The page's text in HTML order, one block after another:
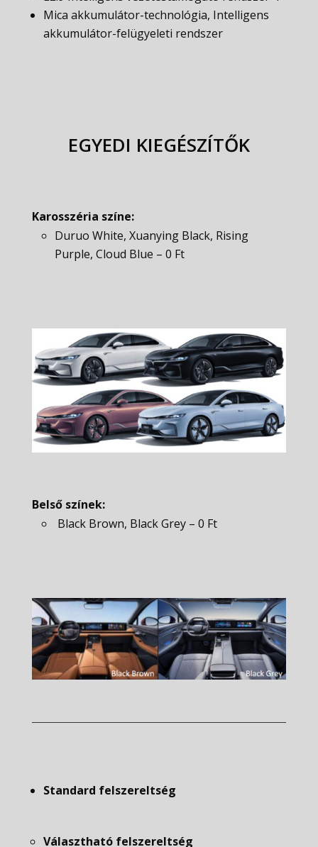
Mica akkumulátor-technológia, Intelligens
akkumulátor-felügyeleti rendszer
EGYEDI KIEGÉSZÍTŐK
Karosszéria színe:
Duruo White, Xuanying Black, Rising
Purple, Cloud Blue – 0 Ft
Belső színek:
Black Brown, Black Grey – 0 Ft
Standard felszereltség
Választható felszereltség